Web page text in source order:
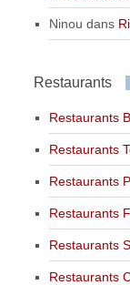
Ninou dans
Restaurants
Restaurants
Restaurants
Restaurants
Restaurants
Restaurants
Restaurants